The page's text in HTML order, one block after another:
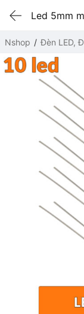
Led 5mm
Nshop Đèn LED,